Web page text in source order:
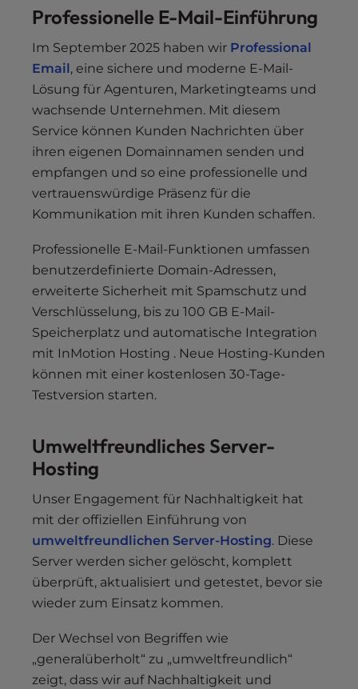
Professionelle E-Mail-Einführung
Im September 2025 haben wir Professional
Email, eine sichere und moderne E-Mail-
Lösung für Agenturen, Marketingteams und
wachsende Unternehmen. Mit diesem
Service können Kunden Nachrichten über
ihren eigenen Domainnamen senden und
empfangen und so eine professionelle und
vertrauenswürdige Präsenz für die
Kommunikation mit ihren Kunden schaffen.
Professionelle E-Mail-Funktionen umfassen
benutzerdefinierte Domain-Adressen,
erweiterte Sicherheit mit Spamschutz und
Verschlüsselung, bis zu 100 GB E-Mail-
Speicherplatz und automatische Integration
mit InMotion Hosting . Neue Hosting-Kunden
können mit einer kostenlosen 30-Tage-
Testversion starten.
Umweltfreundliches Server-
Hosting
Unser Engagement für Nachhaltigkeit hat
mit der offiziellen Einführung von
umweltfreundlichen Server-Hosting. Diese
Server werden sicher gelöscht, komplett
überprüft, aktualisiert und getestet, bevor sie
wieder zum Einsatz kommen.
Der Wechsel von Begriffen wie
„generalüberholt“ zu „umweltfreundlich“
zeigt, dass wir auf Nachhaltigkeit und